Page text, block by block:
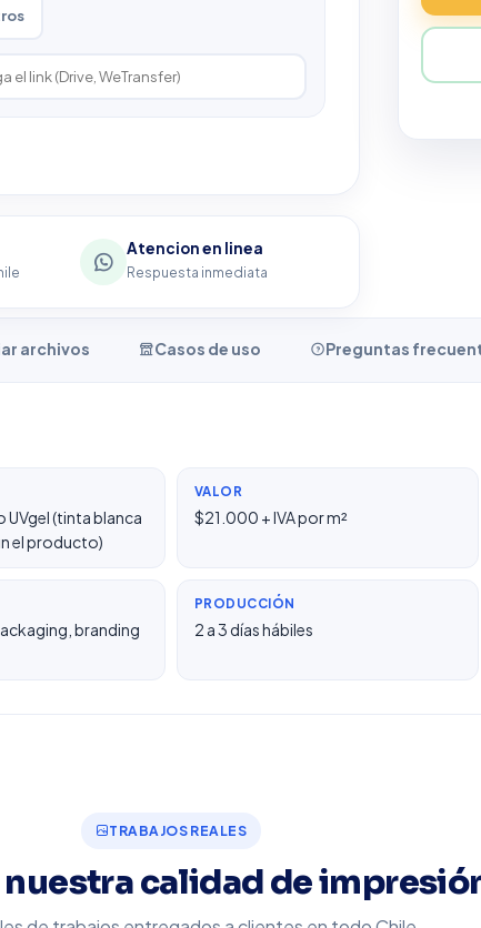
Atencion en linea
Respuesta inmediata
archivos Casos de uso Preguntas
(tinta blanca
el producto)
VALOR
$21.000 + IVA por m²
branding
PRODUCCIÓN
2 a 3 días hábiles
TRABAJOS REALES
nuestra calidad de